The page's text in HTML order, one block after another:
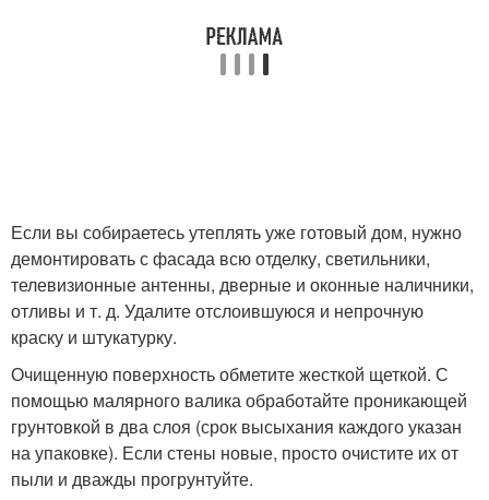
Если вы собираетесь утеплять уже готовый дом, нужно
демонтировать с фасада всю отделку, светильники,
телевизионные антенны, дверные и оконные наличники,
отливы и т. д. Удалите отслоившуюся и непрочную
краску и штукатурку.
Очищенную поверхность обметите жесткой щеткой. С
помощью малярного валика обработайте проникающей
грунтовкой в два слоя (срок высыхания каждого указан
на упаковке). Если стены новые, просто очистите их от
пыли и дважды прогрунтуйте.